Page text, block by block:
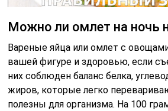
Можно ли омлет на ночь
Вареные яйца или омлет с
вашей фигуре и здоровью, если
них соблюден баланс белка,
жиров, которые легко
полезны для организма. На 100